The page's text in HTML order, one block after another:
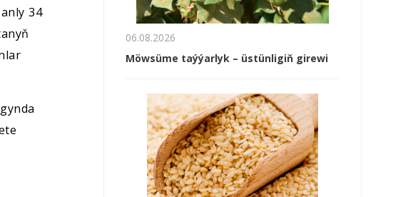
34
06.08.2026
Möwsüme taýýarlyk – üstünligiň girewi